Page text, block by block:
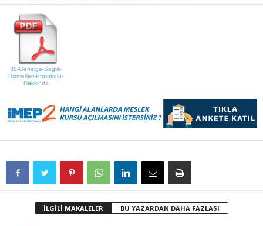
38-Genelge-Saglik-
Hizmetleri-Protokolu-
Hakkinda
İLGİLİ MAKALELER BU YAZARDAN DAHA FAZLASI